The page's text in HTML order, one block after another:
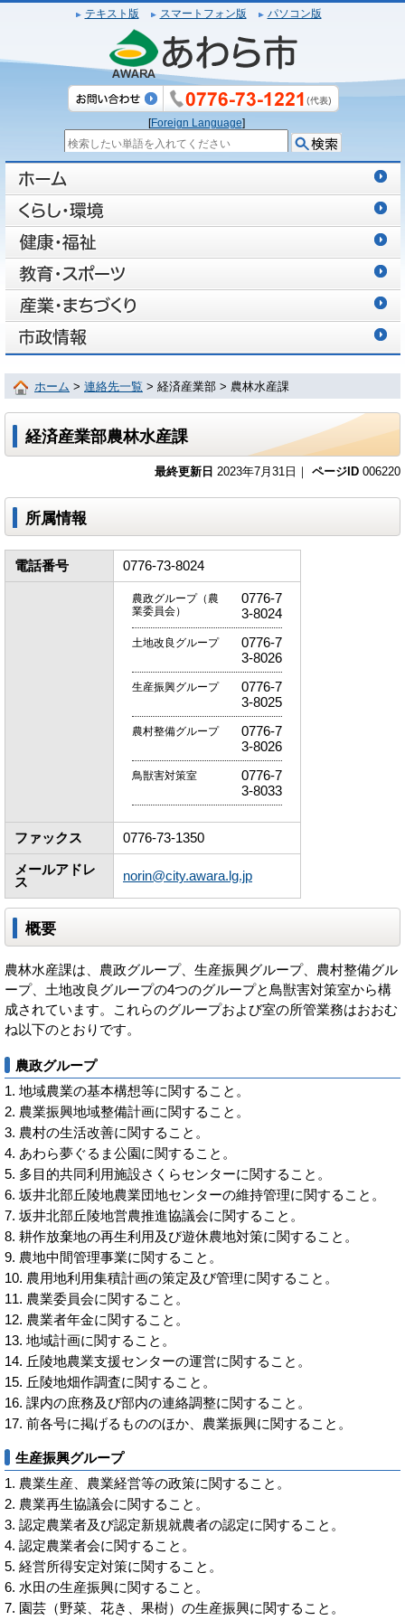
テキスト版 スマートフォン版 パソコン版
[Foreign Language]
ホーム > 連絡先一覧 > 経済産業部 > 農林水産課
経済産業部農林水産課
最終更新日 2023年7月31日｜ ページID 006220
所属情報
電話番号 0776-73-8024
農政グループ（農
業委員会）
0776-7
3-8024
土地改良グループ
0776-7
3-8026
生産振興グループ
0776-7
3-8025
農村整備グループ
0776-7
3-8026
鳥獣害対策室
0776-7
3-8033
ファックス 0776-73-1350
メールアドレ
ス
norin@city.awara.lg.jp
概要
農林水産課は、農政グループ、生産振興グループ、農村整備グル
ープ、土地改良グループの4つのグループと鳥獣害対策室から構
成されています。これらのグループおよび室の所管業務はおおむ
ね以下のとおりです。
農政グループ
地域農業の基本構想等に関すること。
農業振興地域整備計画に関すること。
農村の生活改善に関すること。
あわら夢ぐるま公園に関すること。
多目的共同利用施設さくらセンターに関すること。
坂井北部丘陵地農業団地センターの維持管理に関すること。
坂井北部丘陵地営農推進協議会に関すること。
耕作放棄地の再生利用及び遊休農地対策に関すること。
農地中間管理事業に関すること。
農用地利用集積計画の策定及び管理に関すること。
農業委員会に関すること。
農業者年金に関すること。
地域計画に関すること。
丘陵地農業支援センターの運営に関すること。
丘陵地畑作調査に関すること。
課内の庶務及び部内の連絡調整に関すること。
前各号に掲げるもののほか、農業振興に関すること。
生産振興グループ
農業生産、農業経営等の政策に関すること。
農業再生協議会に関すること。
認定農業者及び認定新規就農者の認定に関すること。
認定農業者会に関すること。
経営所得安定対策に関すること。
水田の生産振興に関すること。
園芸（野菜、花き、果樹）の生産振興に関すること。